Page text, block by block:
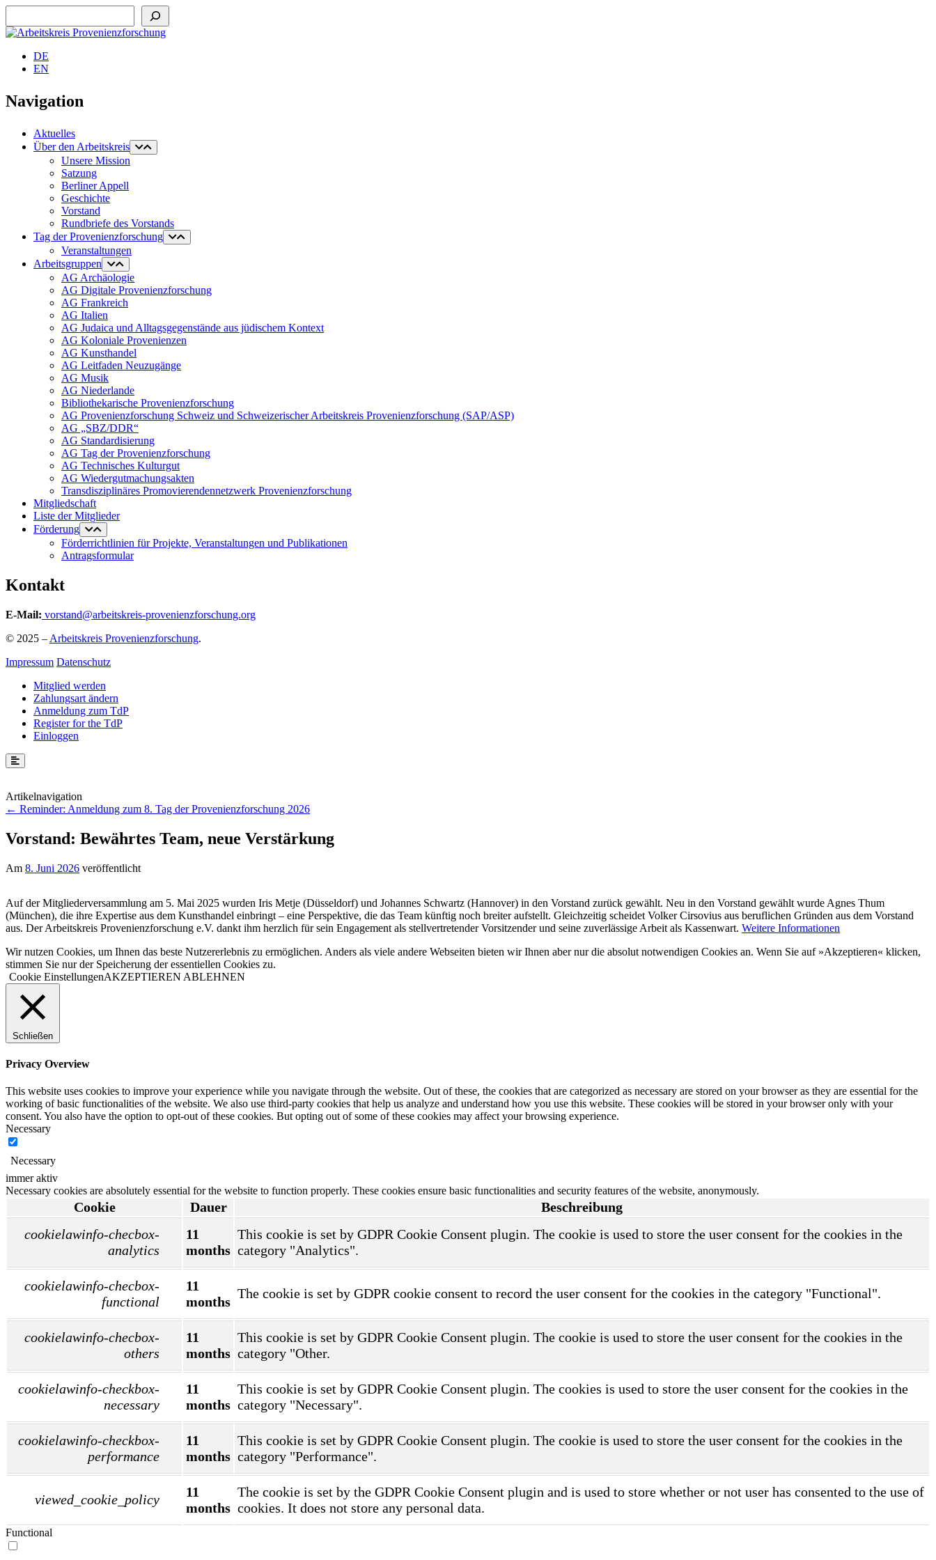
DE
EN
Navigation
Aktuelles
Über den Arbeitskreis
Unsere Mission
Satzung
Berliner Appell
Geschichte
Vorstand
Rundbriefe des Vorstands
Tag der Provenienzforschung
Veranstaltungen
Arbeitsgruppen
AG Archäologie
AG Digitale Provenienzforschung
AG Frankreich
AG Italien
AG Judaica und Alltagsgegenstände aus jüdischem Kontext
AG Koloniale Provenienzen
AG Kunsthandel
AG Leitfaden Neuzugänge
AG Musik
AG Niederlande
Bibliothekarische Provenienzforschung
AG Provenienzforschung Schweiz und Schweizerischer Arbeitskreis Provenienzforschung (SAP/ASP)
AG „SBZ/DDR“
AG Standardisierung
AG Tag der Provenienzforschung
AG Technisches Kulturgut
AG Wiedergutmachungsakten
Transdisziplinäres Promovierendennetzwerk Provenienzforschung
Mitgliedschaft
Liste der Mitglieder
Förderung
Förderrichtlinien für Projekte, Veranstaltungen und Publikationen
Antragsformular
Kontakt
E-Mail: vorstand@arbeitskreis-provenienzforschung.org
© 2025 – Arbeitskreis Provenienzforschung.
Impressum Datenschutz
Mitglied werden
Zahlungsart ändern
Anmeldung zum TdP
Register for the TdP
Einloggen
Beitragsnavigation
Reminder: Anmeldung zum 8. Tag der Provenienzforschung 2026
Vorstand: Bewährtes Team, neue Verstärkung
Am 8. Juni 2026 veröffentlicht
Auf der Mitgliederversammlung am 5. Mai 2025 wurden Iris Metje (Düsseldorf) und Johannes Schwartz (Hannover) in den Vorstand zurück gewählt. Neu in den Vorstand gewählt wurde Agnes Thum
(München), die ihre Expertise aus dem Kunsthandel einbringt – eine Perspektive, die das Team künftig noch breiter aufstellt. Gleichzeitig scheidet Volker Cirsovius aus beruflichen Gründen aus dem Vorstand
aus. Der Arbeitskreis Provenienzforschung e.V. dankt ihm herzlich für sein Engagement als stellvertretender Vorsitzender und seine zuverlässige Arbeit als Kassenwart. Weitere Informationen
Wir nutzen Cookies, um Ihnen das beste Nutzererlebnis zu ermöglichen. Anders als viele andere Webseiten bieten wir Ihnen aber nur die absolut notwendigen Cookies an. Wenn Sie auf »Akzeptieren« klicken,
stimmen Sie nur der Speicherung der essentiellen Cookies zu.
Cookie EinstellungenAKZEPTIEREN ABLEHNEN
Schließen
Privacy Overview
This website uses cookies to improve your experience while you navigate through the website. Out of these, the cookies that are categorized as necessary are stored on your browser as they are essential for the
working of basic functionalities of the website. We also use third-party cookies that help us analyze and understand how you use this website. These cookies will be stored in your browser only with your
consent. You also have the option to opt-out of these cookies. But opting out of some of these cookies may affect your browsing experience.
Necessary
Necessary
immer aktiv
Necessary cookies are absolutely essential for the website to function properly. These cookies ensure basic functionalities and security features of the website, anonymously.
Cookie Dauer
Beschreibung
cookielawinfo-checbox-
analytics
11
months
This cookie is set by GDPR Cookie Consent plugin. The cookie is used to store the user consent for the cookies in the
category "Analytics".
cookielawinfo-checbox-
functional
11
months
The cookie is set by GDPR cookie consent to record the user consent for the cookies in the category "Functional".
cookielawinfo-checbox-
others
11
months
This cookie is set by GDPR Cookie Consent plugin. The cookie is used to store the user consent for the cookies in the
category "Other.
cookielawinfo-checkbox-
necessary
11
months
This cookie is set by GDPR Cookie Consent plugin. The cookies is used to store the user consent for the cookies in the
category "Necessary".
cookielawinfo-checkbox-
performance
11
months
This cookie is set by GDPR Cookie Consent plugin. The cookie is used to store the user consent for the cookies in the
category "Performance".
viewed_cookie_policy
11
months
The cookie is set by the GDPR Cookie Consent plugin and is used to store whether or not user has consented to the use of
cookies. It does not store any personal data.
Functional